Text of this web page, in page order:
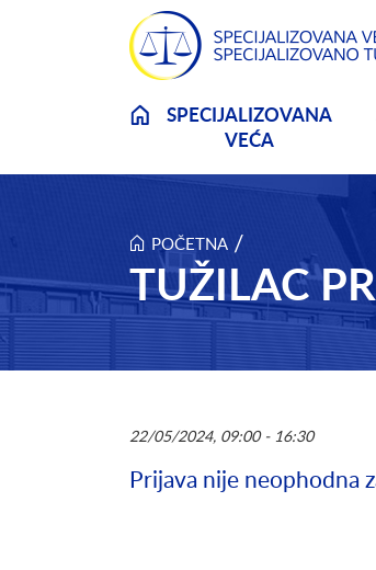
Skip to main content
SPECIJALIZOVANA
VEĆA
POČETNA /
TUŽILAC
22/05/2024, 09:00 - 16:30
Prijava nije neophodna